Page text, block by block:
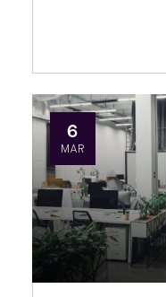
6
MAR